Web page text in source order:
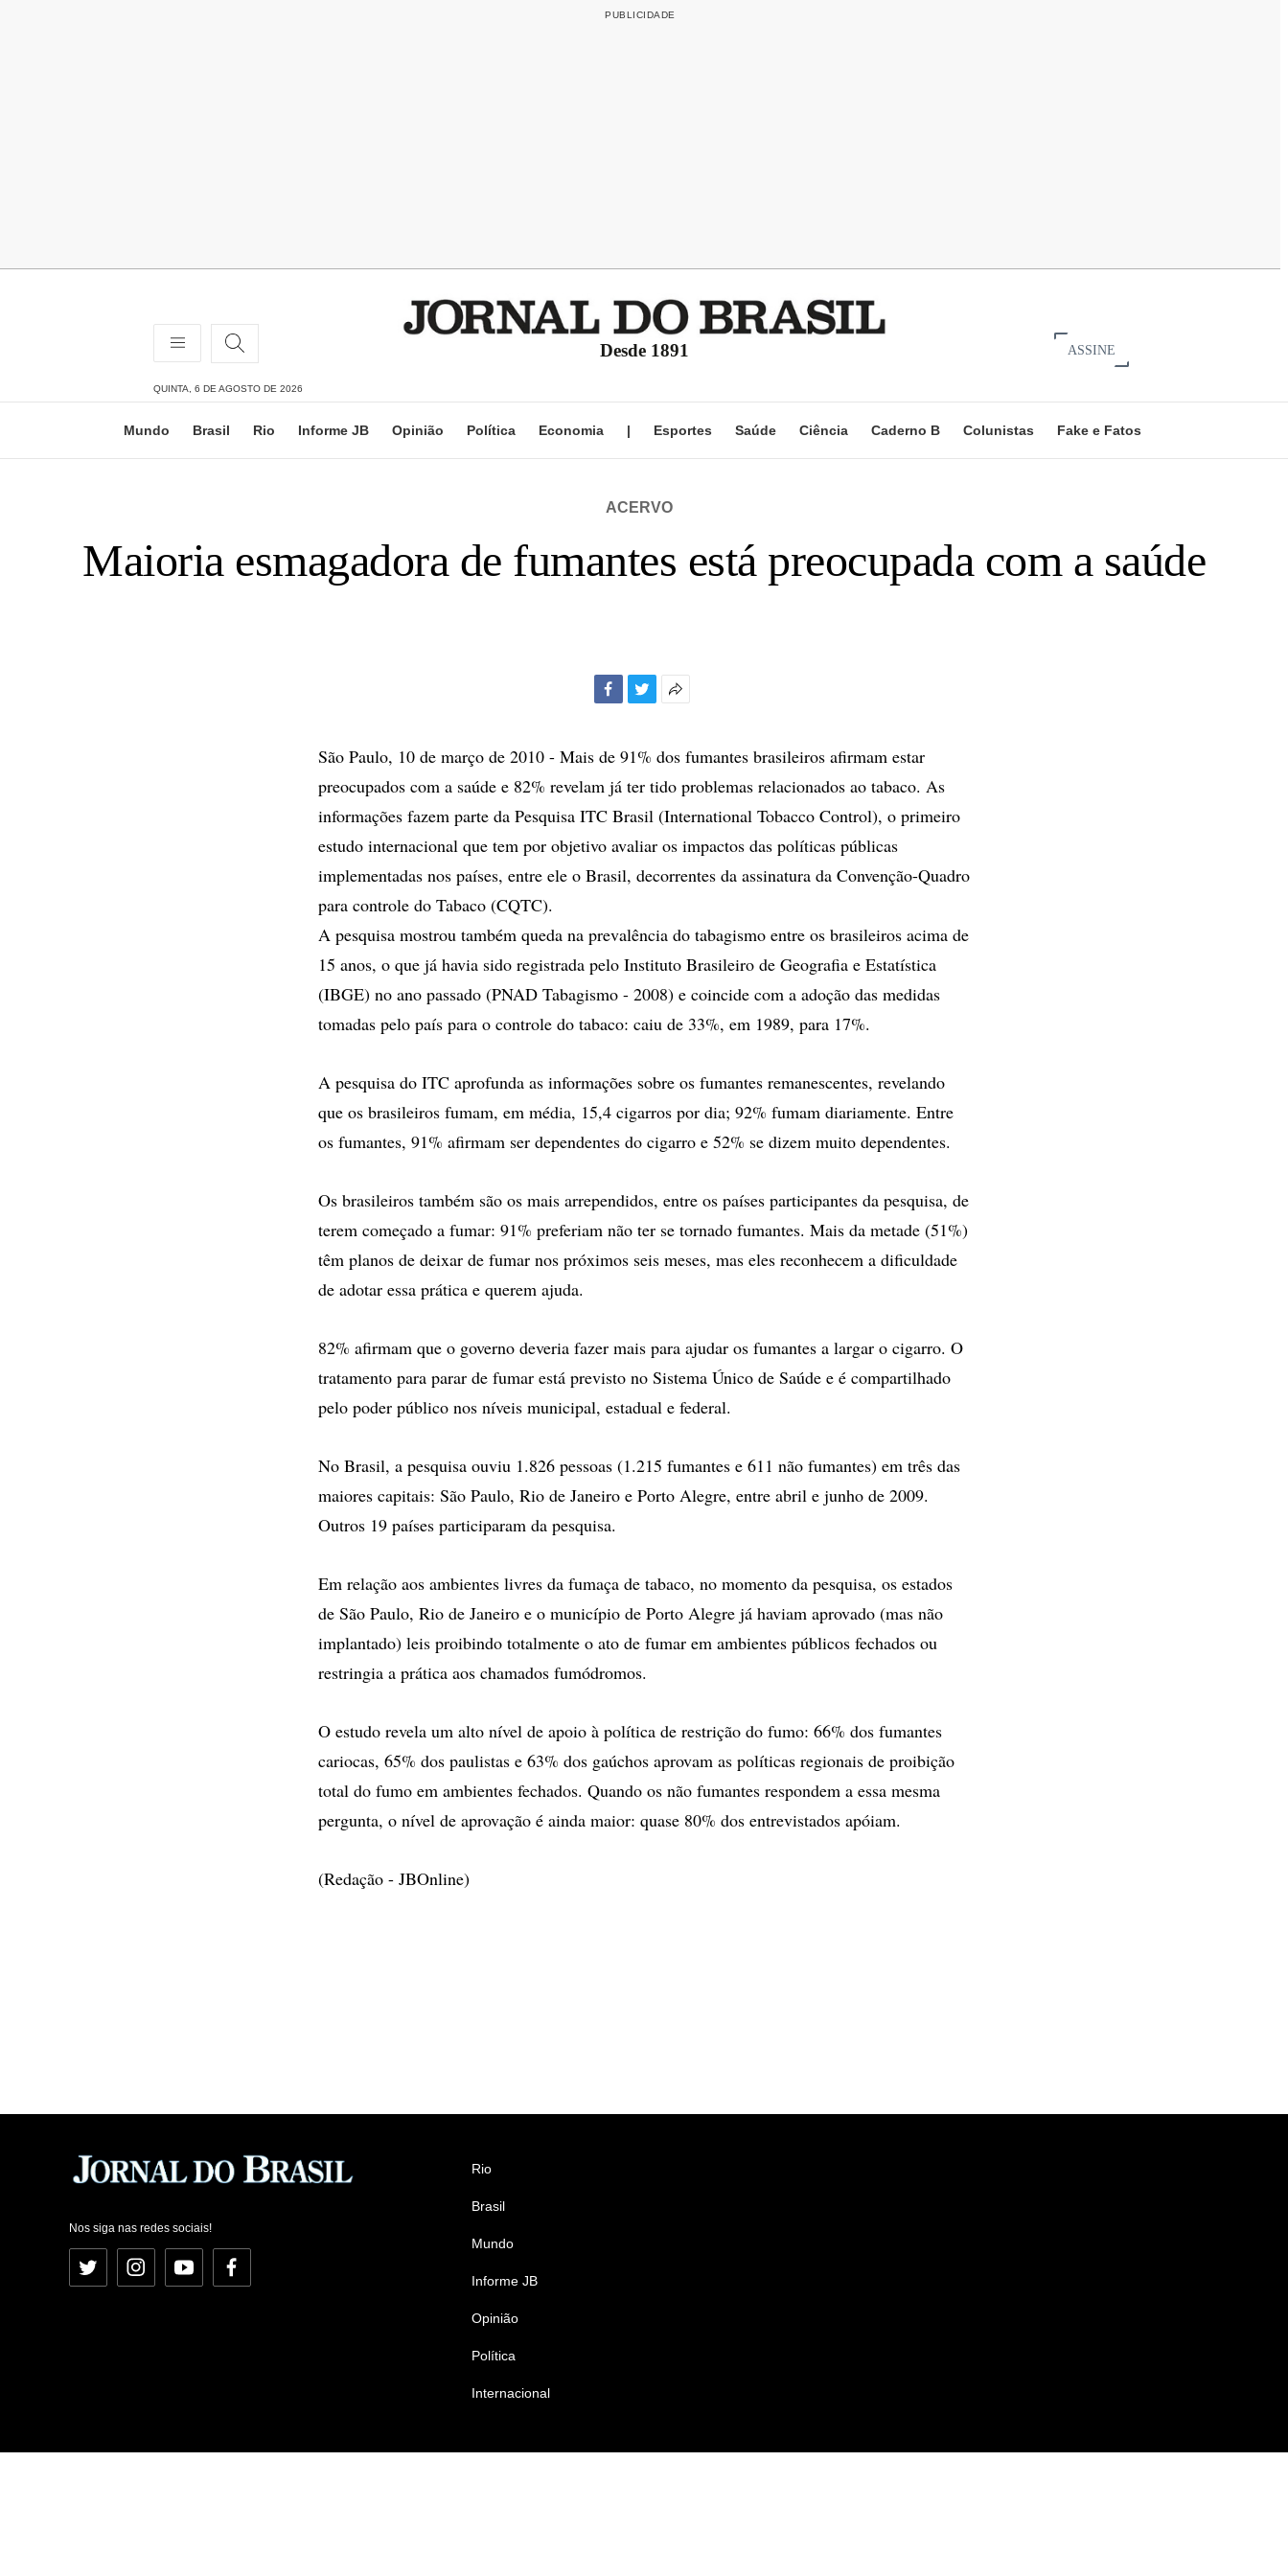
Desde 1891 ASSINE
QUINTA, 6 DE AGOSTO DE 2026
Mundo Brasil Rio Informe JB Opinião Política Economia | Esportes Saúde Ciência Caderno B Colunistas Fake e Fatos
ACERVO
Maioria esmagadora de fumantes está preocupada com a saúde
compartilhamento
São Paulo, 10 de março de 2010 - Mais de 91% dos fumantes brasileiros afirmam estar
preocupados com a saúde e 82% revelam já ter tido problemas relacionados ao tabaco. As
informações fazem parte da Pesquisa ITC Brasil (International Tobacco Control), o primeiro
estudo internacional que tem por objetivo avaliar os impactos das políticas públicas
implementadas nos países, entre ele o Brasil, decorrentes da assinatura da Convenção-Quadro
para controle do Tabaco (CQTC).
A pesquisa mostrou também queda na prevalência do tabagismo entre os brasileiros acima de
15 anos, o que já havia sido registrada pelo Instituto Brasileiro de Geografia e Estatística
(IBGE) no ano passado (PNAD Tabagismo - 2008) e coincide com a adoção das medidas
tomadas pelo país para o controle do tabaco: caiu de 33%, em 1989, para 17%.
A pesquisa do ITC aprofunda as informações sobre os fumantes remanescentes, revelando
que os brasileiros fumam, em média, 15,4 cigarros por dia; 92% fumam diariamente. Entre
os fumantes, 91% afirmam ser dependentes do cigarro e 52% se dizem muito dependentes.
Os brasileiros também são os mais arrependidos, entre os países participantes da pesquisa, de
terem começado a fumar: 91% preferiam não ter se tornado fumantes. Mais da metade (51%)
têm planos de deixar de fumar nos próximos seis meses, mas eles reconhecem a dificuldade
de adotar essa prática e querem ajuda.
82% afirmam que o governo deveria fazer mais para ajudar os fumantes a largar o cigarro. O
tratamento para parar de fumar está previsto no Sistema Único de Saúde e é compartilhado
pelo poder público nos níveis municipal, estadual e federal.
No Brasil, a pesquisa ouviu 1.826 pessoas (1.215 fumantes e 611 não fumantes) em três das
maiores capitais: São Paulo, Rio de Janeiro e Porto Alegre, entre abril e junho de 2009.
Outros 19 países participaram da pesquisa.
Em relação aos ambientes livres da fumaça de tabaco, no momento da pesquisa, os estados
de São Paulo, Rio de Janeiro e o município de Porto Alegre já haviam aprovado (mas não
implantado) leis proibindo totalmente o ato de fumar em ambientes públicos fechados ou
restringia a prática aos chamados fumódromos.
O estudo revela um alto nível de apoio à política de restrição do fumo: 66% dos fumantes
cariocas, 65% dos paulistas e 63% dos gaúchos aprovam as políticas regionais de proibição
total do fumo em ambientes fechados. Quando os não fumantes respondem a essa mesma
pergunta, o nível de aprovação é ainda maior: quase 80% dos entrevistados apóiam.
(Redação - JBOnline)
Nos siga nas redes sociais!
Twitter InstagramYouTubeFacebook
Rio
Brasil
Mundo
Informe JB
Opinião
Política
Internacional